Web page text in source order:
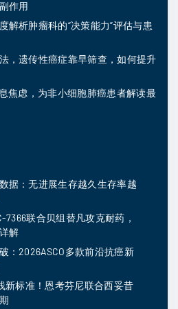
作用
解析肿瘤科的“决策能力”评估与患
，遗传性癌症靠早筛查，如何提升
焦虑，为非小细胞肺癌患者解读最
据：无进展生存越久生存率越
联合贝组替凡攻克耐药，
解
：2026ASCO多款前沿抗癌新
新标准！恩考芬尼联合西妥昔